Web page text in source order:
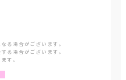
る場合がございます。
る場合がございます。
す。